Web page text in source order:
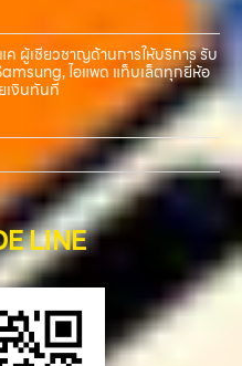
ผู้เชี่ยวชาญด้านการให้บริการ รับ
ไอแพด แท็บเล็ตทุกยี่ห้อ
เงินทันที
LINE